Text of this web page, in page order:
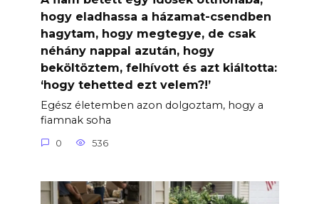
hogy eladhassa a házamat-csendben
hagytam, hogy megtegye, de csak
néhány nappal azután, hogy
beköltöztem, felhívott és azt kiáltotta:
‘hogy tehetted ezt velem?!’
Egész életemben azon dolgoztam, hogy a
fiamnak soha
0 536